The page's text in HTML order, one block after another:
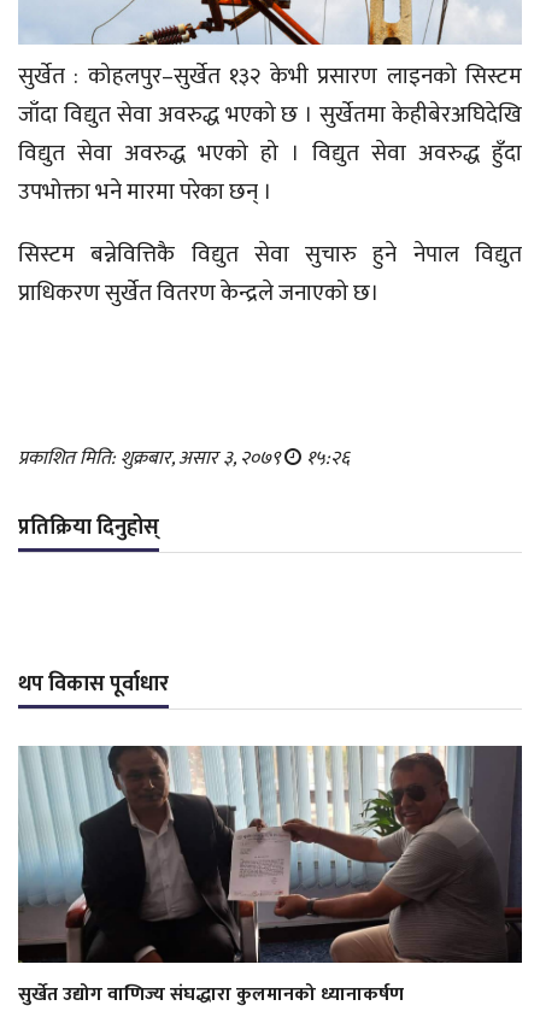
सुर्खेत : कोहलपुर–सुर्खेत १३२ केभी प्रसारण लाइनको सिस्टम
जाँदा विद्युत सेवा अवरुद्ध भएको छ । सुर्खेतमा केहीबेरअघिदेखि
विद्युत सेवा अवरुद्ध भएको हो । विद्युत सेवा अवरुद्ध हुँदा
उपभोक्ता भने मारमा परेका छन् ।
सिस्टम बन्नेवित्तिकै विद्युत सेवा सुचारु हुने नेपाल विद्युत
प्राधिकरण सुर्खेत वितरण केन्द्रले जनाएको छ।
प्रकाशित मिति: शुक्रबार, असार ३, २०७९ १५:२६
प्रतिक्रिया दिनुहोस्
थप विकास पूर्वाधार
सुर्खेत उद्योग वाणिज्य संघद्धारा कुलमानको ध्यानाकर्षण